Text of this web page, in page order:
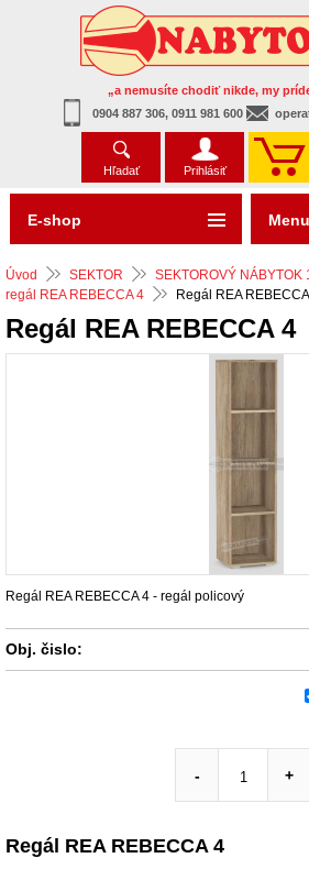
„a nemusíte chodiť nikde, my
0904 887 306, 0911 981 600
Hľadať Prihlásiť
Úvod SEKTOR SEKTOROVÝ NÁBYTOK
regál REA REBECCA 4
Regál REA
Regál REA REBECCA 4
Regál REA REBECCA 4 - regál policový
Obj. čislo:
- +
Regál REA REBECCA 4
E-shop Menu